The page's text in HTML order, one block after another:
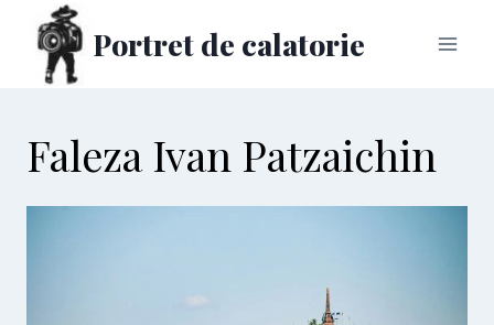
content
Portret de calatorie
Faleza Ivan Patzaichin